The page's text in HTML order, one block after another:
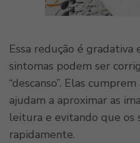
Essa redução é gradativa
sintomas podem ser
“descanso”. Elas
ajudam a aproximar as
leitura e evitando que os
rapidamente.